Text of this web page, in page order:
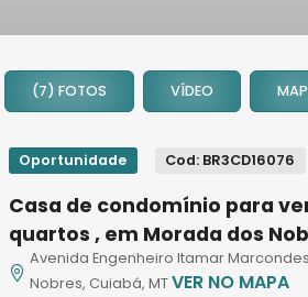
2
3
7
(7) FOTOS VÍDEO
Oportunidade Cod: BR3CD16076
Casa de condomínio para
quartos , em Morada dos
Avenida Engenheiro Itamar
Nobres, Cuiabá, MTVER NO MAPA